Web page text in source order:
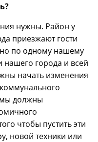
нужны. Район у
приезжают гости
по одному нашему
нашего города и всей
начать изменения
мы должны
чтобы пустить эти
новой техники или